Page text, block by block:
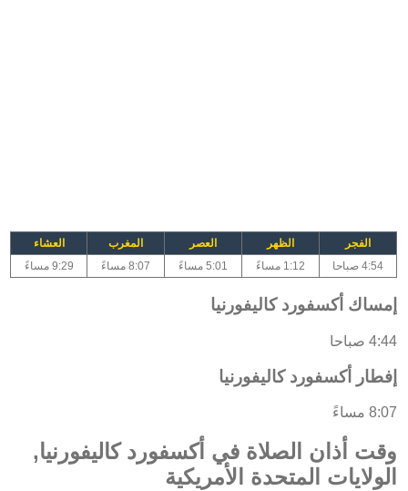
الفجر الظهر العصر المغرب
العشاء
4:54 صباحا
1:12 مساءً 5:01 مساءً 8:07 مساءً 9:29 مساءً
إمساك أكسفورد كاليفورنيا
4:44 صباحا
إفطار أكسفورد كاليفورنيا
8:07 مساءً
وقت أذان الصلاة في أكسفورد كاليفورنيا,
الولايات المتحدة الأمريكية